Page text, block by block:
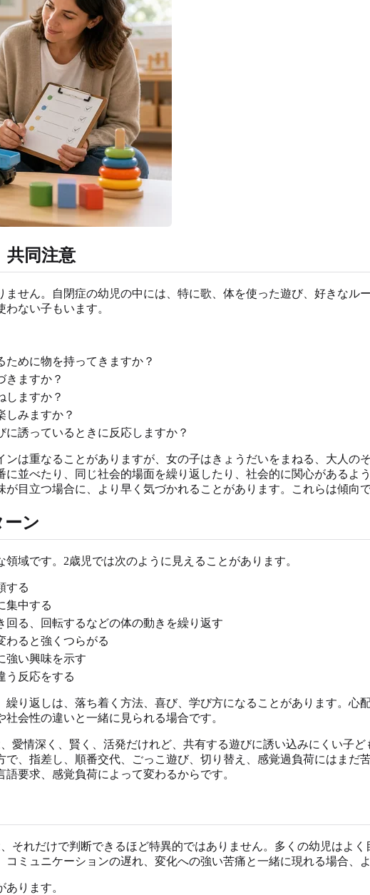
共同注意
せん。自閉症の幼児の中には、特に歌、体を使った遊び、好きなル
ない子もいます。
めに物を持ってきますか？
きますか？
しますか？
しみますか？
誘っているときに反応しますか？
は重なることがありますが、女の子はきょうだいをまねる、大人
並べたり、同じ社会的場面を繰り返したり、社会的に関心がある
目立つ場合に、より早く気づかれることがあります。これらは傾向
ーン
域です。2歳児では次のように見えることがあります。
する
集中する
る、回転するなどの体の動きを繰り返す
わると強くつらがる
強い興味を示す
う反応をする
り返しは、落ち着く方法、喜び、学び方になることがあります。
会性の違いと一緒に見られる場合です。
愛情深く、賢く、活発だけれど、共有する遊びに誘い込みにくい子
、指差し、順番交代、ごっこ遊び、切り替え、感覚過負荷にはまだ
要求、感覚負荷によって変わるからです。
それだけで判断できるほど特異的ではありません。多くの幼児はよ
ミュニケーションの遅れ、変化への強い苦痛と一緒に現れる場合、
ります。